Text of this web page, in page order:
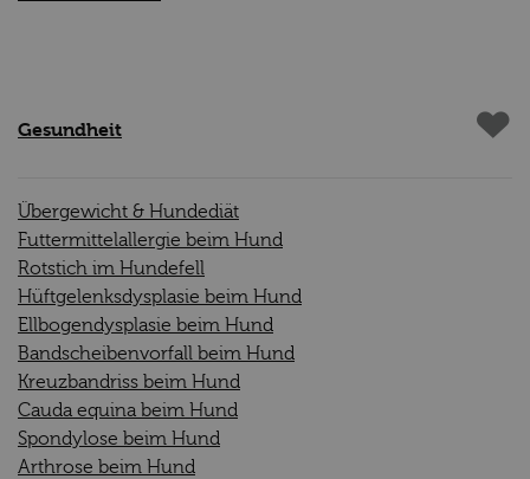
Gesundheit
Übergewicht & Hundediät
Futtermittelallergie beim Hund
Rotstich im Hundefell
Hüftgelenksdysplasie beim Hund
Ellbogendysplasie beim Hund
Bandscheibenvorfall beim Hund
Kreuzbandriss beim Hund
Cauda equina beim Hund
Spondylose beim Hund
Arthrose beim Hund